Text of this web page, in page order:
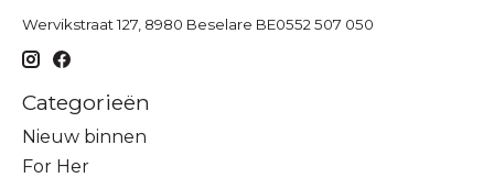
Wervikstraat 127, 8980 Beselare BE0552 507 050
Categorieën
Nieuw binnen
For Her